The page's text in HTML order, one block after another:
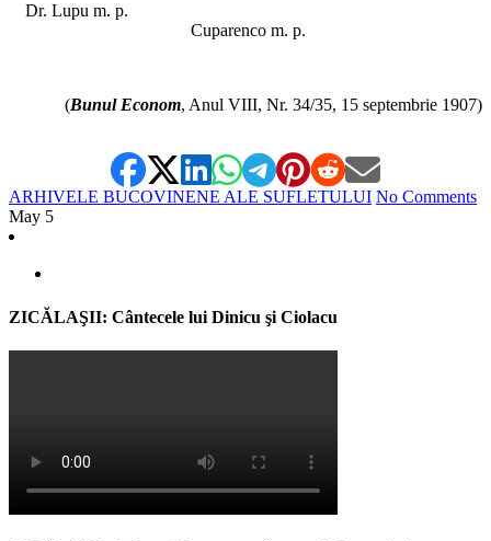
Dr. Lupu m. p.
Cuparenco m. p.
(Bunul Econom, Anul VIII, Nr. 34/35, 15 septembrie 1907)
ARHIVELE BUCOVINENE ALE SUFLETULUI No Comments
May 5
ZICĂLAŞII: Cântecele lui Dinicu şi Ciolacu